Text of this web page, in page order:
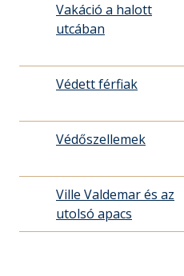
Vakáció a halott
utcában
Védett férfiak
Védőszellemek
Ville Valdemar és az
utolsó apacs